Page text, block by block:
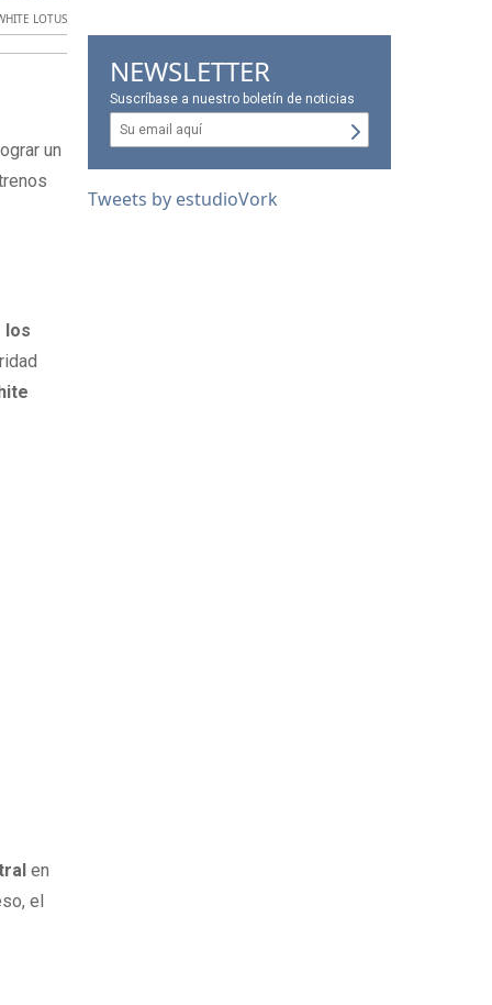
LOTUS
un
los
en
el
NEWSLETTER
Suscríbase a nuestro boletín de noticias
Tweets by estudioVork